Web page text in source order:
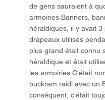
de gens sauraient à
armoiries.Banners,
héraldiques, il y avait
drapeaux utilisés
plus grand était connu
héraldique et était
les armoiries.C'était
buckram raidi avec un
conséquent, c'était